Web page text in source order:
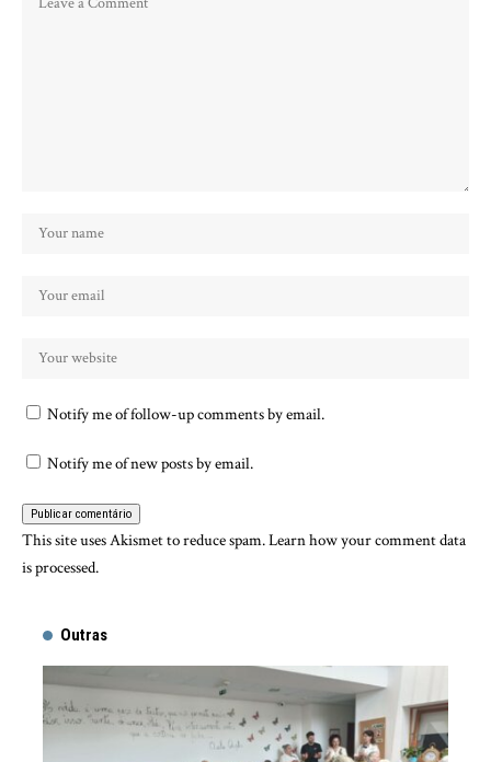
Notify me of follow-up comments by email.
Notify me of new posts by email.
This site uses Akismet to reduce spam.Learn how your comment data
is processed.
Outras